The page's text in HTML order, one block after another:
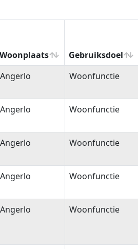
Woonplaats Gebruiksdoel
Woonplaats Gebruiksdoel
Angerlo Woonfunctie
Angerlo Woonfunctie
Angerlo Woonfunctie
Angerlo Woonfunctie
Angerlo Woonfunctie